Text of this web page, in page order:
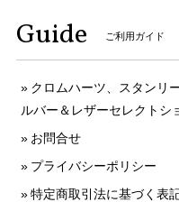
Guide ご利用ガイド
クロムハーツ、スタンリ
ルバー＆レザーセレクトシ
お問合せ
プライバシーポリシー
特定商取引法に基づく表